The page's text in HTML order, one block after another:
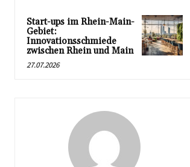
Start-ups im Rhein-Main-
Gebiet:
Innovationsschmiede
zwischen Rhein und Main
27.07.2026